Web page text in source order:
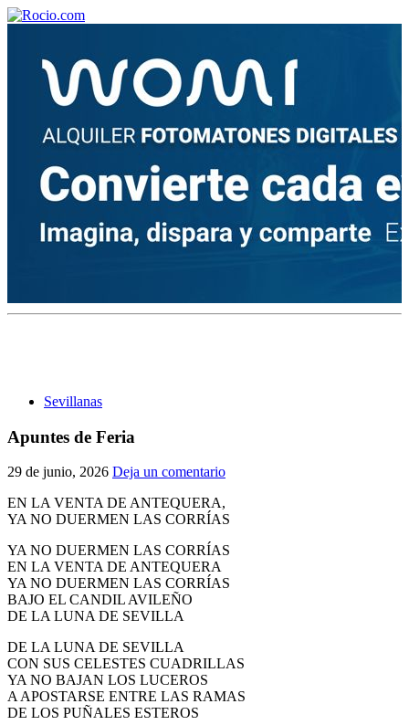
Sevillanas
Apuntes de Feria
29 de junio, 2026 Deja un comentario
EN LA VENTA DE ANTEQUERA,
YA NO DUERMEN LAS CORRÍAS
YA NO DUERMEN LAS CORRÍAS
EN LA VENTA DE ANTEQUERA
YA NO DUERMEN LAS CORRÍAS
BAJO EL CANDIL AVILEÑO
DE LA LUNA DE SEVILLA
DE LA LUNA DE SEVILLA
CON SUS CELESTES CUADRILLAS
YA NO BAJAN LOS LUCEROS
A APOSTARSE ENTRE LAS RAMAS
DE LOS PUÑALES ESTEROS
¡Bienvenido! Soy el asistente virtual de rocio.com.
¿En qué puedo ayudarte?
¿Cuándo se construyó la primera ermita?
El traslado cada siete años
Rocío?
Quiero hacer el camino,¿que tengo que hacer?